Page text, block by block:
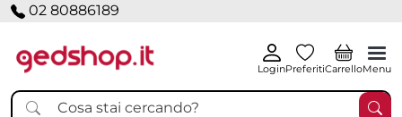
02 80886189
LoginPreferitiCarrelloMenu